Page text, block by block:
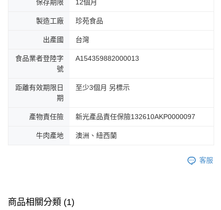
保存期限 12個月
製造工廠 珍苑食品
出產國 台灣
食品業者登陸字
號
A154359882000013
距離有效期限日
期
至少3個月 另標示
產物責任險 新光產品責任保險132610AKP0000097
牛肉產地 澳洲、紐西蘭
客服
商品相關分類 (1)